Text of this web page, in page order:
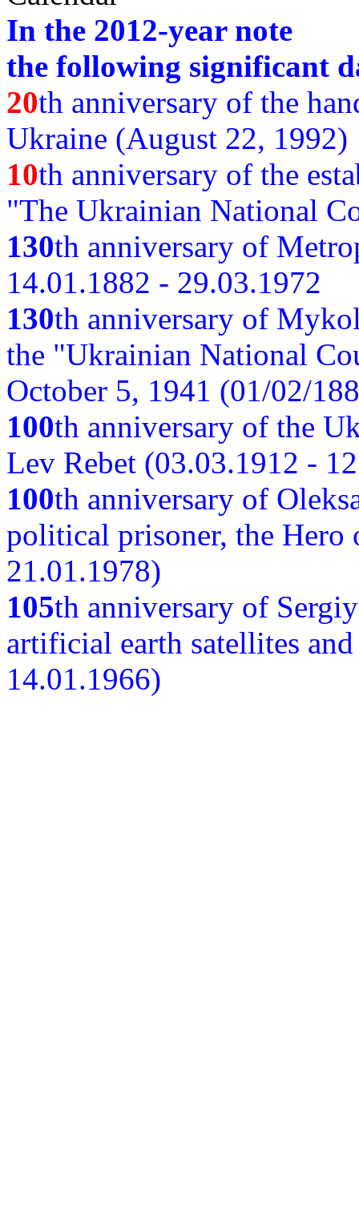
In the 2012-year note
the following significant
20th anniversary of the
Ukraine (August 22, 1992)
10th anniversary of the
"The Ukrainian National
130th anniversary of
14.01.1882 - 29.03.1972
130th anniversary of
the "Ukrainian National
October 5, 1941 (01/02/
100th anniversary of the
Lev Rebet (03.03.1912 -
100th anniversary of
political prisoner, the
21.01.1978)
105th anniversary of
artificial earth satellites
14.01.1966)